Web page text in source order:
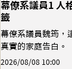
幕僚系議員1 人
籤
幕僚系議員魏筠，
真實的家庭告白。
2026/08/08 10:00